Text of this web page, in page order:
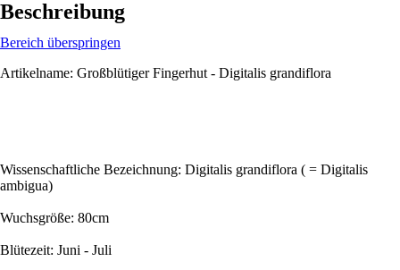
Beschreibung
Bereich überspringen
Artikelname: Großblütiger Fingerhut - Digitalis grandiflora
Wissenschaftliche Bezeichnung: Digitalis grandiflora ( = Digitalis
ambigua)
Wuchsgröße: 80cm
Blütezeit: Juni - Juli